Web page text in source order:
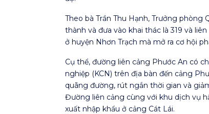
Theo bà Trần Thu Hạnh, Trưởng
thành và đưa vào khai thác là 319 và
ở huyện Nhơn Trạch mà mở ra cơ hội
Cụ thể, đường liên cảng Phước An có
nghiệp (KCN) trên địa bàn đến cảng
quãng đường, rút ngắn thời gian và
Đường liên cảng cùng với khu dịch vụ
xuất nhập khẩu ở cảng Cát Lái.